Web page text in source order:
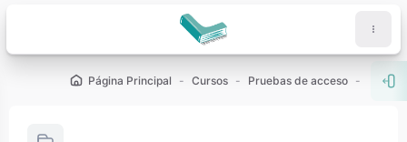
Página Principal Cursos Pruebas de acceso PAU -